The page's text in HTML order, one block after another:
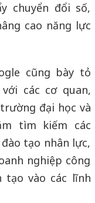
chuyển đổi số,
cao năng lực
cũng bày tỏ
các cơ quan,
đại học và
tìm kiếm các
tạo nhân lực,
nghiệp công
tạo vào các lĩnh